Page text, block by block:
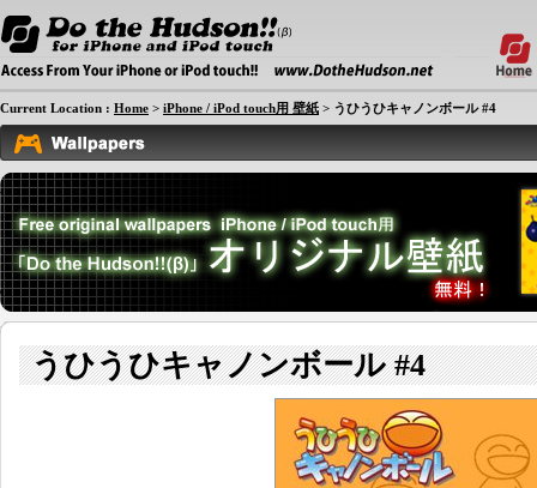
Current Location : Home > iPhone / iPod touch用 壁紙 > うひうひキャノンボール #4
うひうひキャノンボール #4